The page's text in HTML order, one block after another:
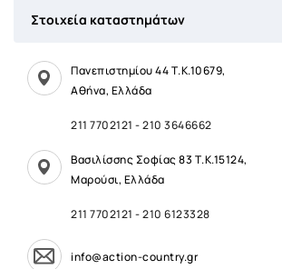
Στοιχεία καταστημάτων
Πανεπιστημίου 44 Τ.Κ.10679,
Αθήνα, Ελλάδα
211 7702121 -210 3646662
Βασιλίσσης Σοφίας 83 Τ.Κ.15124,
Μαρούσι, Ελλάδα
211 7702121 -210 6123328
info@action-country.gr